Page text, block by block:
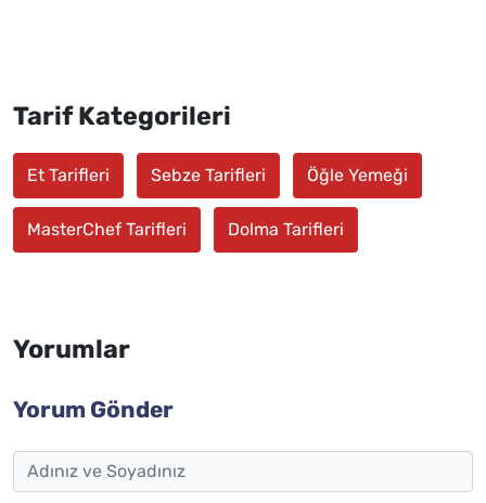
Tarif Kategorileri
Et Tarifleri Sebze Tarifleri Öğle Yemeği
MasterChef Tarifleri Dolma Tarifleri
Yorumlar
Yorum Gönder